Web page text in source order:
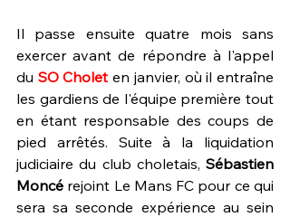
Il passe ensuite quatre mois sans
exercer avant de répondre à l'appel
du SO Cholet en janvier, où il entraîne
les gardiens de l'équipe première tout
en étant responsable des coups de
pied arrêtés. Suite à la liquidation
judiciaire du club choletais, Sébastien
Moncé rejoint Le Mans FC pour ce qui
sera sa seconde expérience au sein